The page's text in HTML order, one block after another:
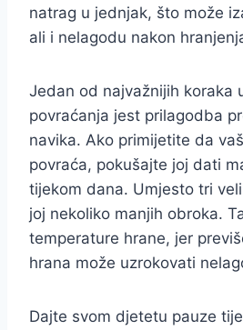
natrag u jednjak, što može
ali i nelagodu nakon
Jedan od najvažnijih koraka
povraćanja jest prilagodba
navika. Ako primijetite da
povraća, pokušajte joj dati
tijekom dana. Umjesto tri
joj nekoliko manjih obroka.
temperature hrane, jer
hrana može uzrokovati
Dajte svom djetetu pauze